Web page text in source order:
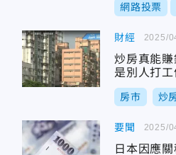
網路投票
財經
炒房真能
是別人打工
房市 炒
2025/
要聞
日本因應
2025/